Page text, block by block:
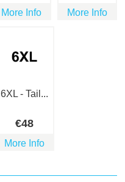
More Info More Info
6XL - Tail...
€48
More Info